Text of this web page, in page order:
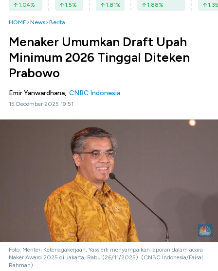
1.04% 1.5% 1.81% 1.88% 1.35
HOME News Berita
Menaker Umumkan Draft Upah
Minimum 2026 Tinggal Diteken
Prabowo
Emir Yanwardhana, CNBC Indonesia
15 December 2025 19:51
Foto: Menteri Ketenagakerjaan, Yassierli menyampaikan laporan dalam acara
Naker Award 2025 di Jakarta, Rabu (26/11/2025). (CNBC Indonesia/Faisal
Rahman)